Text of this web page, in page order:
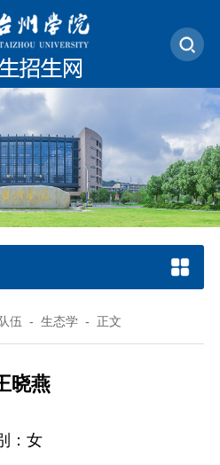
伍 - 生态学- 正文
晓燕
：女